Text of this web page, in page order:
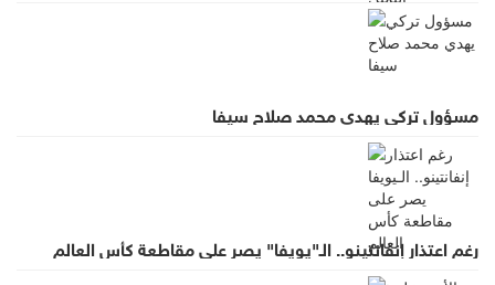
مسؤول تركي يهدي محمد صلاح سيفا
رغم اعتذار إنفانتينو.. الـ"يويفا" يصر على مقاطعة كأس العالم